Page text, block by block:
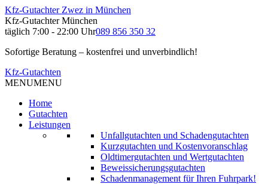
Kfz-Gutachter Zwez in München
Kfz-Gutachter München
täglich 7:00 - 22:00 Uhr089 856 350 32
Sofortige Beratung – kostenfrei und unverbindlich!
Kfz-Gutachten
MENUMENU
Home
Gutachten
Leistungen
Unfallgutachten und Schadengutachten
Kurzgutachten und Kostenvoranschlag
Oldtimergutachten und Wertgutachten
Beweissicherungsgutachten
Schadenmanagement für Ihren Fuhrpark!